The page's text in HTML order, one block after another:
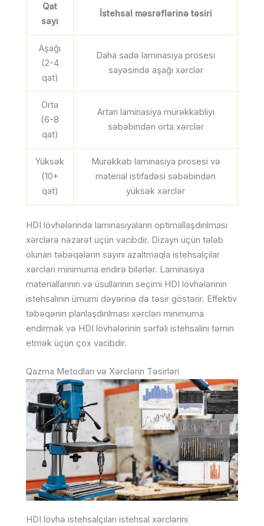
Qat
sayı
İstehsal məsrəflərinə təsiri
Aşağı
(2-4
qat)
Daha sadə laminasiya prosesi
sayəsində aşağı xərclər
Orta
(6-8
qat)
Artan laminasiya mürəkkəbliyi
səbəbindən orta xərclər
Yüksək
(10+
qat)
Mürəkkəb laminasiya prosesi və
material istifadəsi səbəbindən
yüksək xərclər
HDI lövhələrində laminasiyaların optimallaşdırılması
xərclərə nəzarət üçün vacibdir. Dizayn üçün tələb
olunan təbəqələrin sayını azaltmaqla istehsalçılar
xərcləri minimuma endirə bilərlər. Laminasiya
materiallarının və üsullarının seçimi HDI lövhələrinin
istehsalının ümumi dəyərinə də təsir göstərir. Effektiv
təbəqənin planlaşdırılması xərcləri minimuma
endirmək və HDI lövhələrinin sərfəli istehsalını təmin
etmək üçün çox vacibdir.
Qazma Metodları və Xərclərin Təsirləri
HDI lövhə istehsalçıları istehsal xərclərini